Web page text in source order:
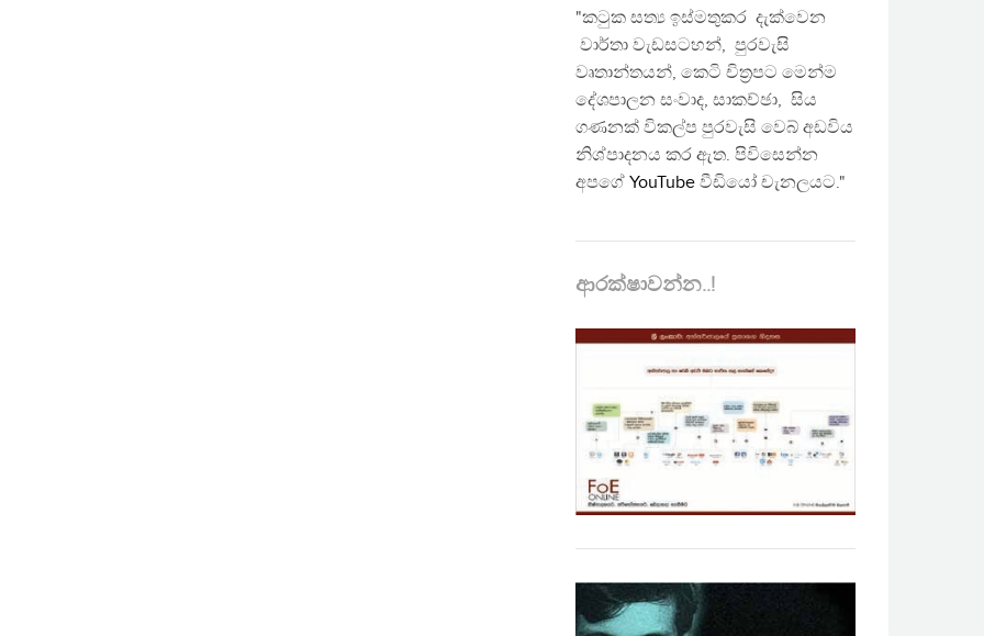
"කටුක සත්‍ය ඉස්මතුකර දැක්වෙන
වාර්තා වැඩසටහන්, පුරවැසි
වෘතාන්තයන්, කෙටි චිත්‍රපට මෙන්ම
දේශපාලන සංවාද, සාකච්ඡා, සිය
ගණනක් විකල්ප පුරවැසි වෙබ් අඩවිය
නිශ්පාදනය කර ඇත. පිවිසෙන්න
අපගේ YouTube වීඩියෝ චැනලයට."
ආරක්ෂාවන්න..!